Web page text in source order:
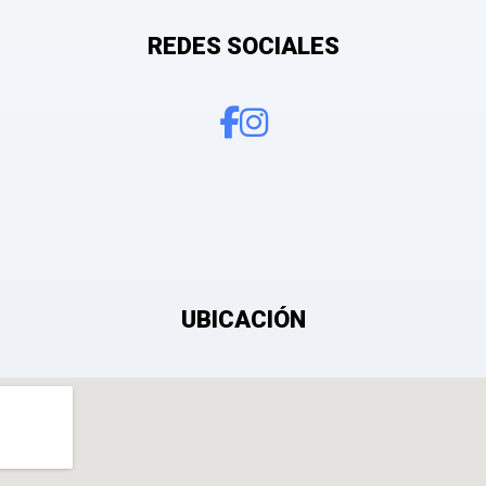
REDES SOCIALES
UBICACIÓN